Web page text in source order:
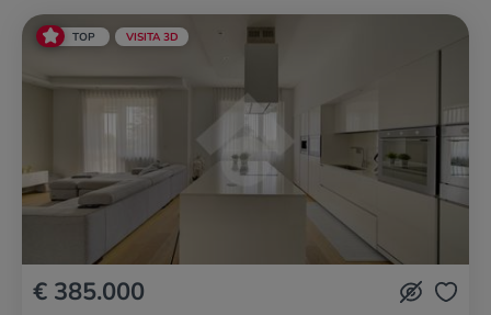
TOP VISITA 3D
€ 385.000